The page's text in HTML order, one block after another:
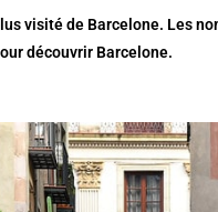
visité de Barcelone. Les
découvrir Barcelone.